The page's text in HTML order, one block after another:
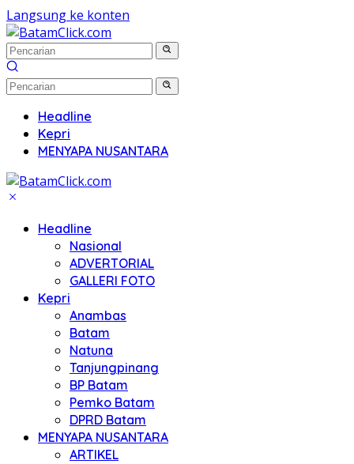
Langsung ke konten
Headline
Kepri
MENYAPA NUSANTARA
Headline
Nasional
ADVERTORIAL
GALLERI FOTO
Kepri
Anambas
Batam
Natuna
Tanjungpinang
BP Batam
Pemko Batam
DPRD Batam
MENYAPA NUSANTARA
ARTIKEL